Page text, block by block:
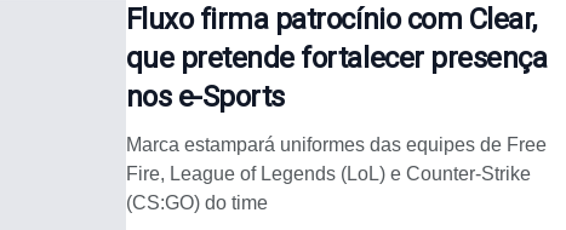
Fluxo firma patrocínio com Clear,
que pretende fortalecer presença
nos e-Sports
Marca estampará uniformes das equipes de Free
Fire, League of Legends (LoL) e Counter-Strike
(CS:GO) do time